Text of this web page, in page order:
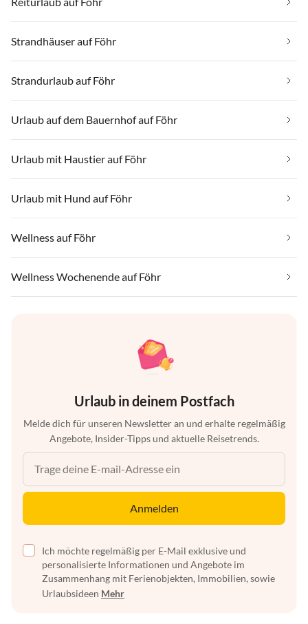
Strandhäuser auf Föhr
Strandurlaub auf Föhr
Urlaub auf dem Bauernhof auf Föhr
Urlaub mit Haustier auf Föhr
Urlaub mit Hund auf Föhr
Wellness auf Föhr
Wellness Wochenende auf Föhr
Urlaub in deinem Postfach
Melde dich für unseren Newsletter an und erhalte regelmäßig
Angebote, Insider-Tipps und aktuelle Reisetrends.
Anmelden
Ich möchte regelmäßig per E-Mail exklusive und
personalisierte Informationen und Angebote im
Zusammenhang mit Ferienobjekten, Immobilien, sowie
Urlaubsideen Mehr